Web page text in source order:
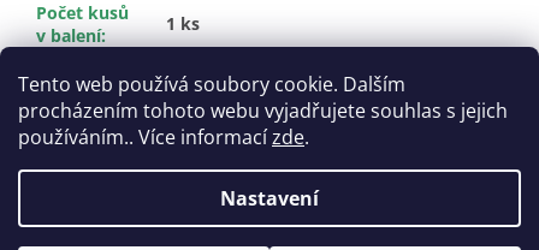
Tento web používá soubory cookie. Dalším
procházením tohoto webu vyjadřujete souhlas s jejich
používáním.. Více informacízde.
Nastavení
NT 25/1 Ap, NT 25/1 Ap Te, NT 40/1 Ap,
NT 40/1 Tact, NT 40/1 Tact Te, NT 55/1
NT 55/1 Tact Te, NT 55/1 Tact Te M, NT
561 Eco, NT 561 Eco M, NT 561 Eco Te,
NT 611 Eco, NT 611 Eco Bs, NT 611 Eco K,
NT 611 Eco-dn40, NT 611 MWF, SBV 1,
SBV 1 Eco, VCP 260, VCP 300, VC 30 A, VC
Počet kusů
v balení:
1 ks